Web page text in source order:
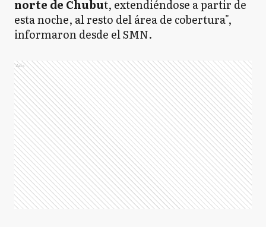
norte de Chubut, extendiéndose a partir de
esta noche, al resto del área de cobertura",
informaron desde el SMN.
Ads